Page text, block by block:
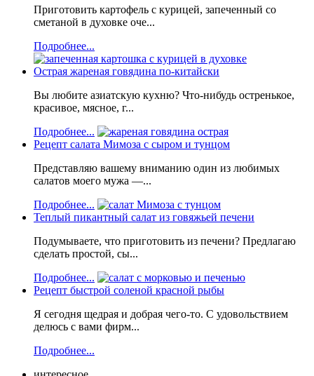
Приготовить картофель с курицей, запеченный со
сметаной в духовке оче...
Подробнее...
Острая жареная говядина по-китайски
Вы любите азиатскую кухню? Что-нибудь остренькое,
красивое, мясное, г...
Подробнее...
Рецепт салата Мимоза с сыром и тунцом
Представляю вашему вниманию один из любимых
салатов моего мужа —...
Подробнее...
Теплый пикантный салат из говяжьей печени
Подумываете, что приготовить из печени? Предлагаю
сделать простой, сы...
Подробнее...
Рецепт быстрой соленой красной рыбы
Я сегодня щедрая и добрая чего-то. С удовольствием
делюсь с вами фирм...
Подробнее...